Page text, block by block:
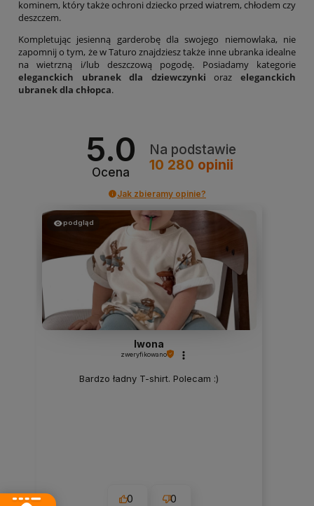
kominem, który także ochroni dziecko przed wiatrem, chłodem czy
deszczem.
Kompletując jesienną garderobę dla swojego niemowlaka, nie
zapomnij o tym, że w Taturo znajdziesz także inne ubranka idealne
na wietrzną i/lub deszczową pogodę. Posiadamy kategorie
eleganckich ubranek dla dziewczynki orazeleganckich
ubranek dla chłopca.
5.0
Ocena
Na podstawie
10 280 opinii
Jak zbieramy opinie?
podgląd
Iwona
zweryfikowano
Bardzo ładny T-shirt. Polecam :)
0 0